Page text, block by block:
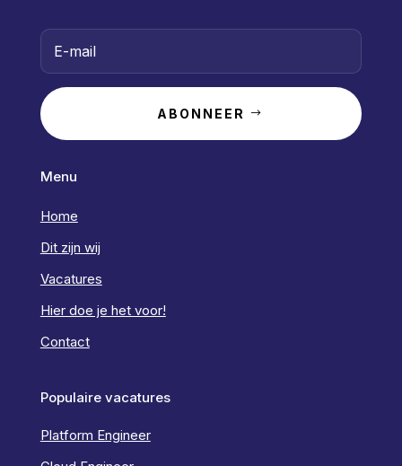
ABONNEER
Menu
Home
Dit zijn wij
Vacatures
Hier doe je het voor!
Contact
Populaire vacatures
Platform Engineer